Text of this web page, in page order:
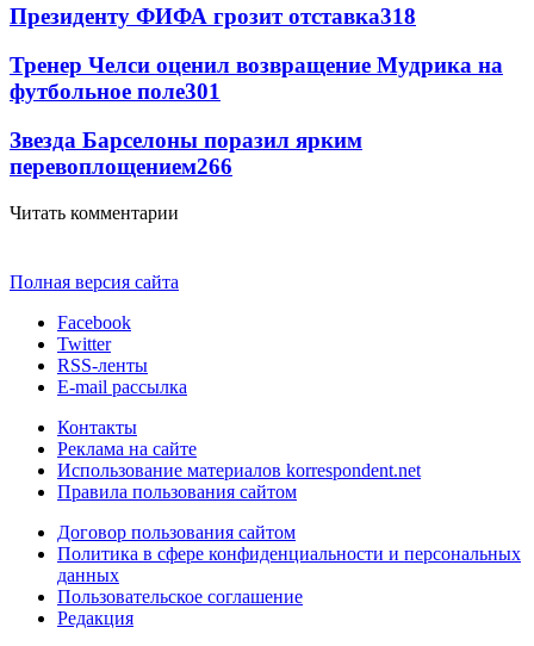
Президенту ФИФА грозит отставка318
Тренер Челси оценил возвращение Мудрика на
футбольное поле301
Звезда Барселоны поразил ярким
перевоплощением266
Читать комментарии
Полная версия сайта
Facebook
Twitter
RSS-ленты
E-mail рассылка
Контакты
Реклама на сайте
Использование материалов korrespondent.net
Правила пользования сайтом
Договор пользования сайтом
Политика в сфере конфиденциальности и персональных
данных
Пользовательское соглашение
Редакция